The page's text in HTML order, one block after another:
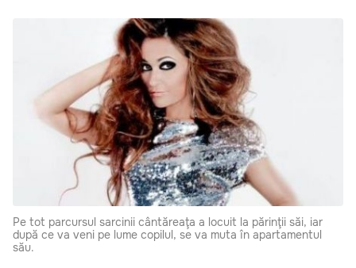
Pe tot parcursul sarcinii cântăreaţa a locuit la părinţii săi, iar
după ce va veni pe lume copilul, se va muta în apartamentul
său.